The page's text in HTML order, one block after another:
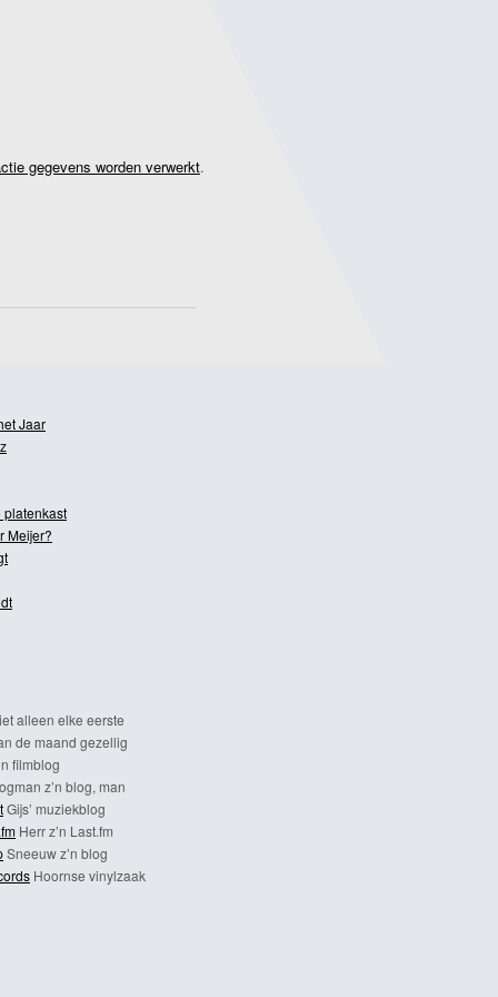
gegevens worden verwerkt.
Jaar
platenkast
Meijer?
alleen elke eerste
de maand gezellig
filmblog
z’n blog, man
Gijs’ muziekblog
Herr z’n Last.fm
Sneeuw z’n blog
Hoornse vinylzaak